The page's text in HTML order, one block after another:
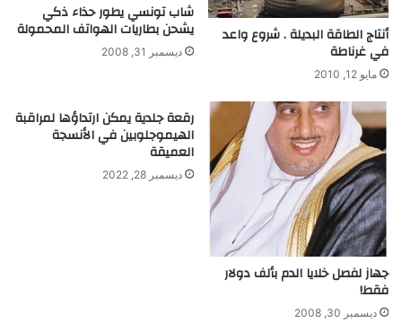
أنتاج الطاقة البديلة . شروع واعد
في غرناطة
مايو 12, 2010
شاب تونسي يطور حذاء ذكي
يشحن بطاريات الهواتف المحمولة
ديسمبر 31, 2008
جهاز لفصل خلايا الدم بألف دولار
فقط!
ديسمبر 30, 2008
رقعة جلدية يمكن ارتداؤها لمراقبة
الهيموجلوبين في الأنسجة
العميقة
ديسمبر 28, 2022